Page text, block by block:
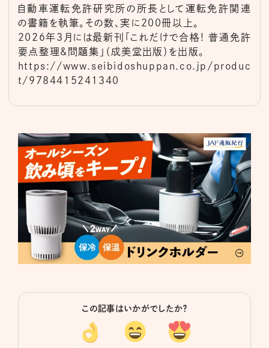
自動車運転免許研究所の所長として運転免許関連
の書籍を執筆。その数、実に200冊以上。
2026年3月には最新刊「これだけで合格! 普通免許
要点整理&問題集」（成美堂出版）を出版。
https://www.seibidoshuppan.co.jp/produc
t/9784415241340
この記事はいかがでしたか？